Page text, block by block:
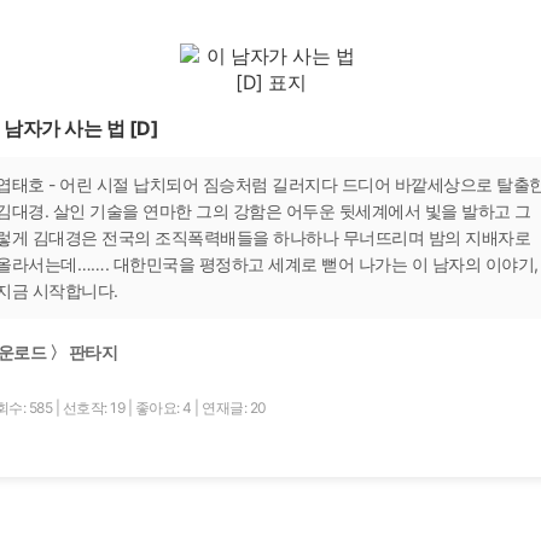
남자가 사는 법 [D]
태호 - 어린 시절 납치되어 짐승처럼 길러지다 드디어 바깥세상으로 탈출
대경. 살인 기술을 연마한 그의 강함은 어두운 뒷세계에서 빛을 발하고 그
게 김대경은 전국의 조직폭력배들을 하나하나 무너뜨리며 밤의 지배자로
라서는데……. 대한민국을 평정하고 세계로 뻗어 나가는 이 남자의 이야기,
금 시작합니다.
로드 〉 판타지
수: 585 선호작: 19 좋아요: 4 연재글: 20